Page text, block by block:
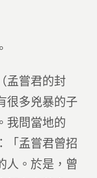
孟嘗君的封
很多兇暴的子
我問當地的
「孟嘗君曾招
人。於是，曾